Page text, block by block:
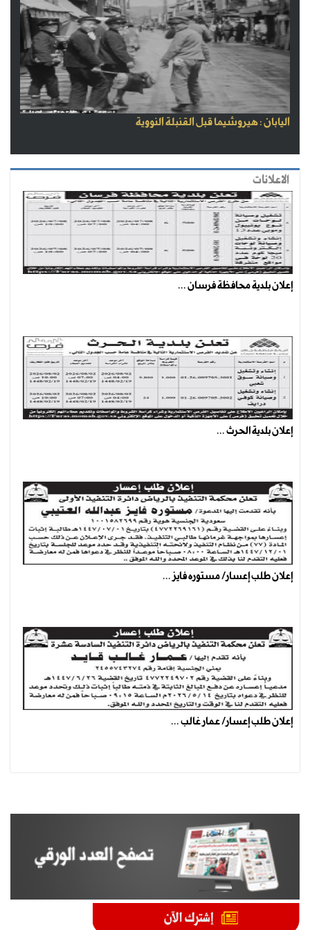
اليابان : هيروشيما قبل القنبلة النووية
الاعلانات
إعلان بلدية محافظة فرسان ...
إعلان بلدية الحرث ...
إعلان طلب إعسار/ مستوره فايز ...
إعلان طلب إعسار/ عمار غالب ...